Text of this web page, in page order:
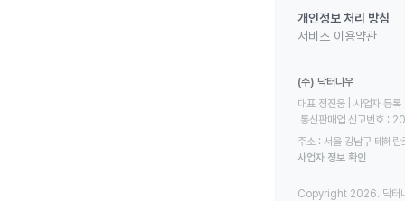
개인정보 처리 방침
서비스 이용약관
(주) 닥터나우
대표 정진웅 | 사업자
통신판매업 신고번호
주소 : 서울 강남구 테헤
사업자 정보 확인
Copyright 2026. 닥터